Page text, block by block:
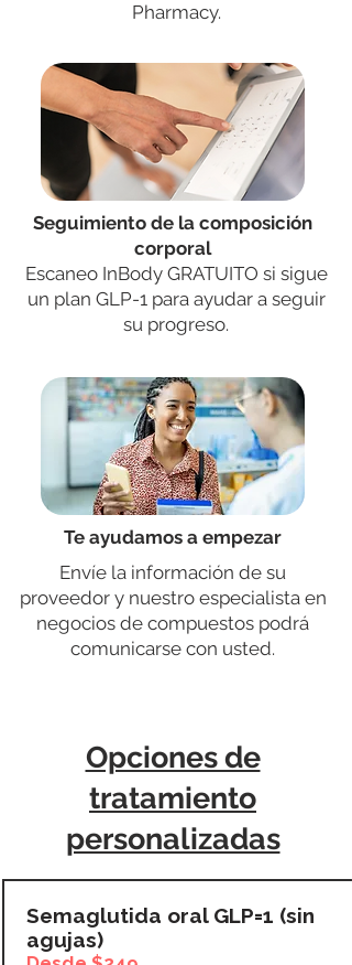
Pharmacy.
Seguimiento de la composición
corporal
Escaneo InBody GRATUITO si sigue
un plan GLP-1 para ayudar a seguir
su progreso.
Te ayudamos a empezar
Envíe la información de su
proveedor y nuestro especialista en
negocios de compuestos podrá
comunicarse con usted.
Opciones de
tratamiento
personalizadas
Semaglutida oral GLP=1 (sin
agujas)